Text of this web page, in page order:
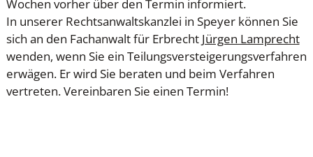
Wochen vorher über den Termin informiert.
In unserer Rechtsanwaltskanzlei in Speyer können Sie
sich an den Fachanwalt für Erbrecht Jürgen Lamprecht
wenden, wenn Sie ein Teilungsversteigerungsverfahren
erwägen. Er wird Sie beraten und beim Verfahren
vertreten. Vereinbaren Sie einen Termin!